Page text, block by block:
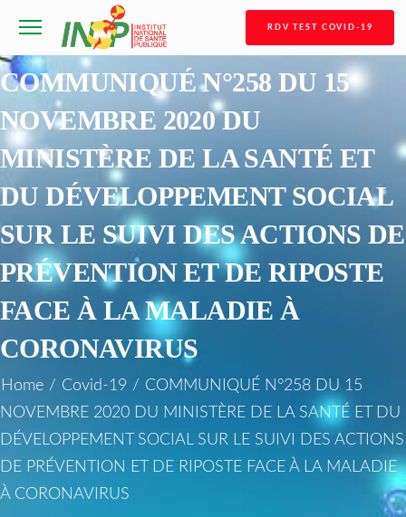
RDV TEST COVID-19
COMMUNIQUÉ N°258 DU 15
NOVEMBRE 2020 DU
MINISTÈRE DE LA SANTÉ ET
DU DÉVELOPPEMENT SOCIAL
SUR LE SUIVI DES ACTIONS DE
PRÉVENTION ET DE RIPOSTE
FACE À LA MALADIE À
CORONAVIRUS
Home / Covid-19 / COMMUNIQUÉ N°258 DU 15
NOVEMBRE 2020 DU MINISTÈRE DE LA SANTÉ ET DU
DÉVELOPPEMENT SOCIAL SUR LE SUIVI DES ACTIONS
DE PRÉVENTION ET DE RIPOSTE FACE À LA MALADIE
À CORONAVIRUS